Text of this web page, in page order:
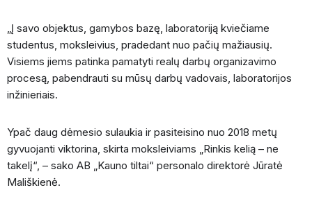
„Į savo objektus, gamybos bazę, laboratoriją kviečiame
studentus, moksleivius, pradedant nuo pačių mažiausių.
Visiems jiems patinka pamatyti realų darbų organizavimo
procesą, pabendrauti su mūsų darbų vadovais, laboratorijos
inžinieriais.
Ypač daug dėmesio sulaukia ir pasiteisino nuo 2018 metų
gyvuojanti viktorina, skirta moksleiviams „Rinkis kelią – ne
takelį“, – sako AB „Kauno tiltai“ personalo direktorė Jūratė
Mališkienė.